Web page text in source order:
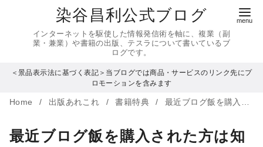
へ
動
染谷昌利公式ブログ
インターネットを駆使した情報発信術を軸に、複業（副
業・兼業）や書籍の出版、テスラについて書いているブ
ログです。
＜景品表示法に基づく表記＞当ブログでは商品・サービスのリンク先にプ
ロモーションを含みます
Home 出版あれこれ 書籍特典 最近ブログ飯を購入された方は知らないかもしれないので、念のためボツ原稿の入手先を再掲しておきます
最近ブログ飯を購入された方は知